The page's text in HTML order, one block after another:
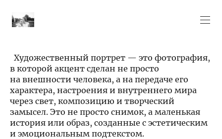
Художественный портрет — это фотография,
в которой акцент сделан не просто
на внешности человека, а на передаче его
характера, настроения и внутреннего мира
через свет, композицию и творческий
замысел. Это не просто снимок, а маленькая
история или образ, созданные с эстетическим
и эмоциональным подтекстом.